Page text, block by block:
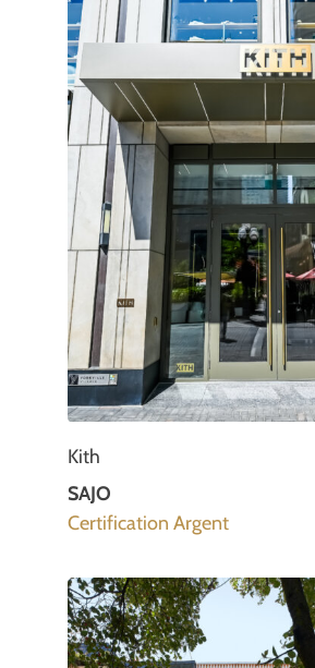
Kith
SAJO
Certification Argent